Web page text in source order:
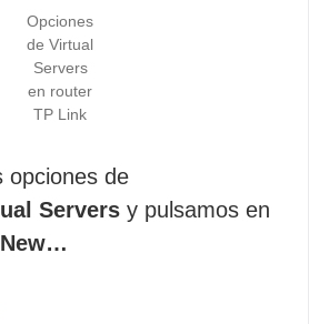
Opciones
de Virtual
Servers
en router
TP Link
opciones de
Servers y pulsamos en